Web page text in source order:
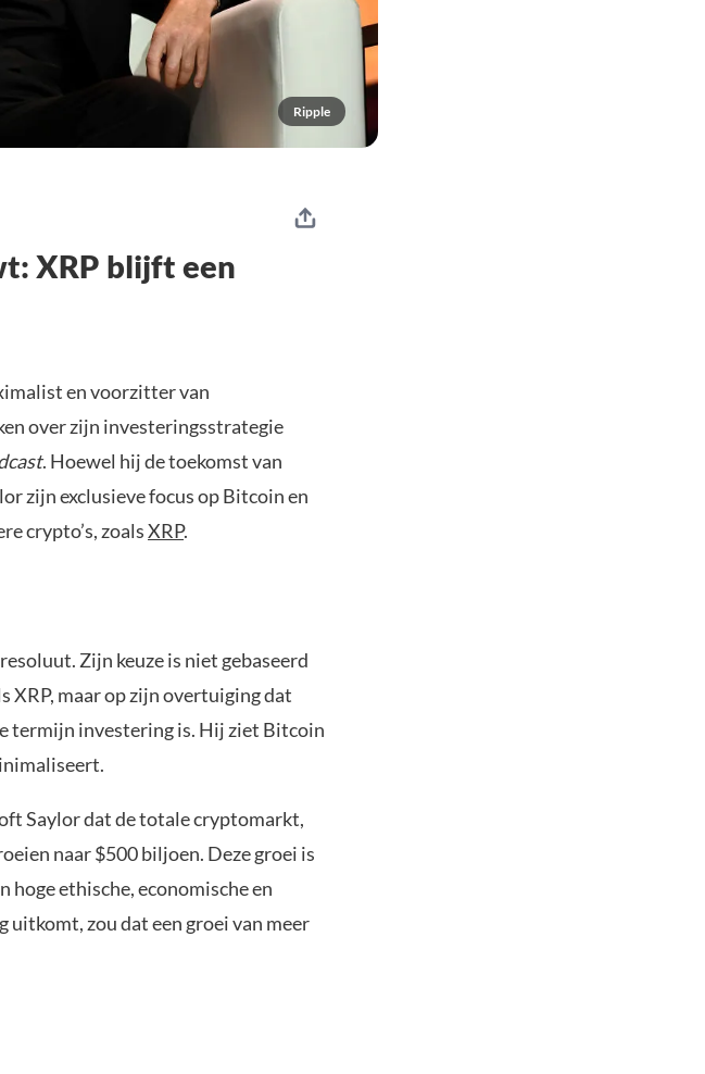
Ripple
XRP blijft een
en voorzitter van
over zijn investeringsstrategie
. Hoewel hij de toekomst van
zijn exclusieve focus op Bitcoin en
crypto’s, zoalsXRP.
Zijn keuze is niet gebaseerd
XRP, maar op zijn overtuiging dat
termijn investering is. Hij ziet Bitcoin
Saylor dat de totale cryptomarkt,
naar $500 biljoen. Deze groei is
hoge ethische, economische en
uitkomt, zou dat een groei van meer